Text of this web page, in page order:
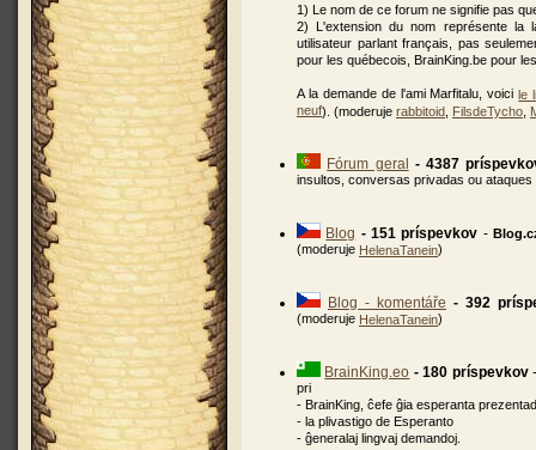
1) Le nom de ce forum ne signifie pas
2) L'extension du nom représente la
utilisateur parlant français, pas
pour les québecois, BrainKing.be pour
A la demande de l'ami Marfitalu, voicile
neuf). (moderuje rabbitoid FilsdeTycho
Fórum geral - 4387
insultos, conversas privadas ou
Blog - 151 príspevkov -
(moderuje HelenaTanein)
Blog - komentáře - 392
(moderuje HelenaTanein)
BrainKing.eo - 180 príspevkov
pri
- BrainKing, ĉefe ĝia esperanta
- la plivastigo de Esperanto
- ĝeneralaj lingvaj demandoj.